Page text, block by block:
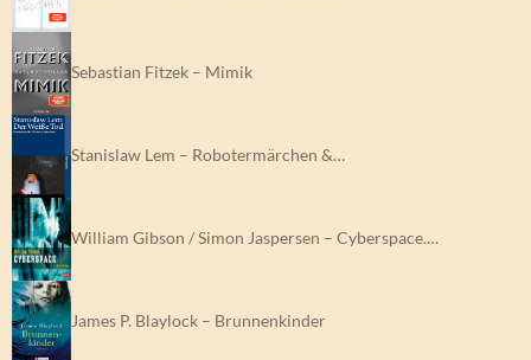
Sebastian Fitzek – Mimik
Stanislaw Lem – Robotermärchen &…
William Gibson / Simon Jaspersen – Cyberspace.…
James P. Blaylock – Brunnenkinder